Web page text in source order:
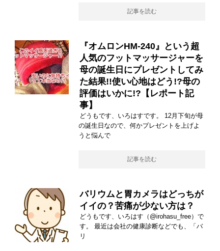
記事を読む
『オムロンHM-240』という超
人気のフットマッサージャーを
母の誕生日にプレゼントしてみ
た結果!!使い心地はどう!?母の
評価はいかに!?【レポート記
事】
どうもです、いろはすです。 12月下旬が母
の誕生日なので、何かプレゼントを上げよ
うと悩んで
記事を読む
バリウムと胃カメラはどっちが
イイの？苦痛が少ない方は？
どうもです、いろはす（@irohasu_free）で
す。 最近は会社の健康診断などでも、「バ
リ